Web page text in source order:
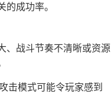
成功率。
、战斗节奏不清晰或资源
击模式可能令玩家感到